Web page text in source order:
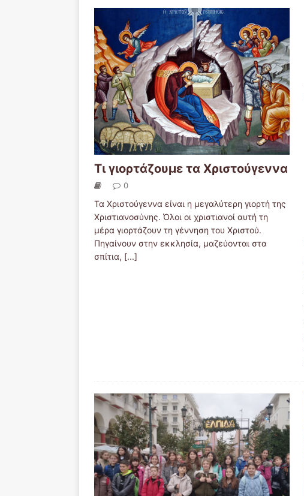
Τι γιορτάζουμε τα Χριστούγεννα
0
Τα Χριστούγεννα είναι η μεγαλύτερη γιορτή της
Χριστιανοσύνης. Όλοι οι χριστιανοί αυτή τη
μέρα γιορτάζουν τη γέννηση του Χριστού.
Πηγαίνουν στην εκκλησία, μαζεύονται στα
σπίτια, [...]